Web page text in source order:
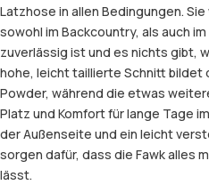
Latzhose in allen Bedingungen.
sowohl im Backcountry, als auch
zuverlässig ist und es nichts gibt,
hohe, leicht taillierte Schnitt bildet
Powder, während die etwas
Platz und Komfort für lange Tage
der Außenseite und ein leicht
sorgen dafür, dass die Fawk alles
lässt.